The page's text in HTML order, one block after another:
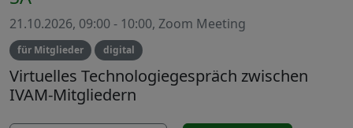
21.10.2026, 09:00 - 10:00, Zoom Meeting
für Mitglieder digital
Virtuelles Technologiegespräch zwischen
IVAM-Mitgliedern